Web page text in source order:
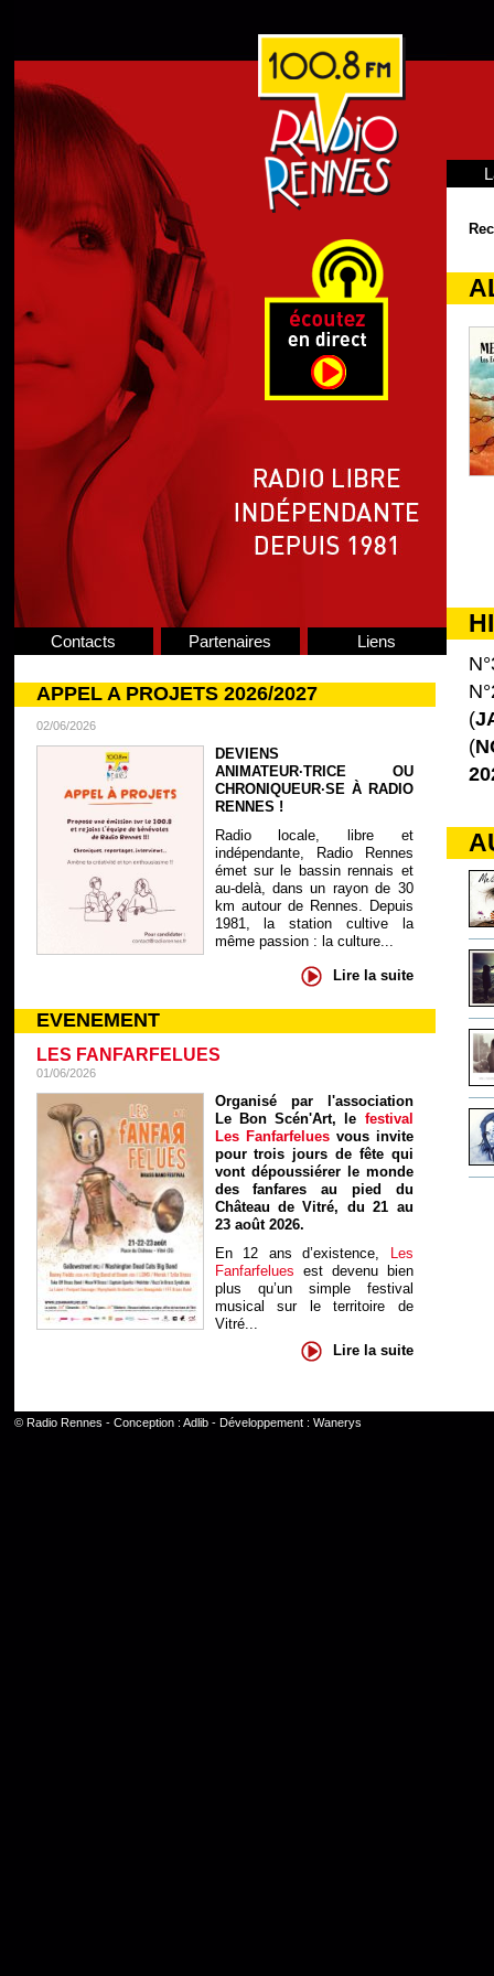
Contacts Partenaires Liens
APPEL A PROJETS 2026/2027
02/06/2026
DEVIENS
ANIMATEUR·TRICE OU
CHRONIQUEUR·SE À RADIO
RENNES !
Radio locale, libre et
indépendante, Radio Rennes
émet sur le bassin rennais et
au-delà, dans un rayon de 30
km autour de Rennes. Depuis
1981, la station cultive la
même passion : la culture...
Lire la suite
EVENEMENT
LES FANFARFELUES
01/06/2026
Organisé par l'association
Le Bon Scén'Art, le festival
Les Fanfarfelues vous invite
pour trois jours de fête qui
vont dépoussiérer le monde
des fanfares au pied du
Château de Vitré, du 21 au
23 août 2026.
En 12 ans d’existence, Les
Fanfarfelues est devenu bien
plus qu’un simple festival
musical sur le territoire de
Vitré...
Lire la suite
(
(
© Radio Rennes - Conception : Adlib- Développement : Wanerys